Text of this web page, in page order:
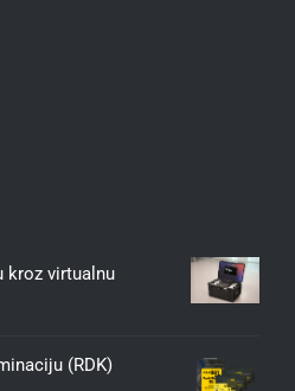
kroz virtualnu
(RDK)